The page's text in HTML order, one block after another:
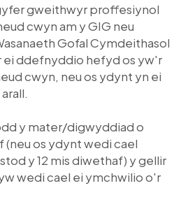
gweithwyr proffesiynol
cwyn am y GIG neu
Gofal Cymdeithasol
ei ddefnyddio hefyd os yw'r
cwyn, neu os ydynt yn ei
y mater/digwyddiad o
(neu os ydynt wedi cael
y 12 mis diwethaf) y gellir
wedi cael ei ymchwilio o'r